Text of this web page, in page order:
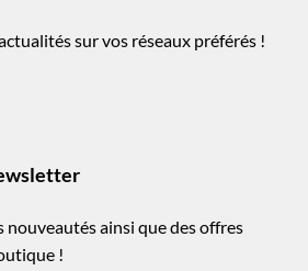
sur vos réseaux préférés !
ainsi que des offres
!